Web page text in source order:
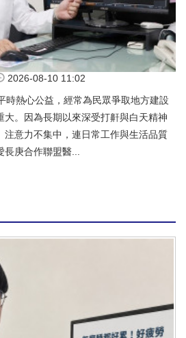
謝症候群！(16:28)
2026-08-10 11:02
時熱心公益，經常為民眾爭取地方建設
大。因為長期以來深受打鼾與白天精神
注意力不集中，連日常工作與生活品質
庚合作聯盟醫...